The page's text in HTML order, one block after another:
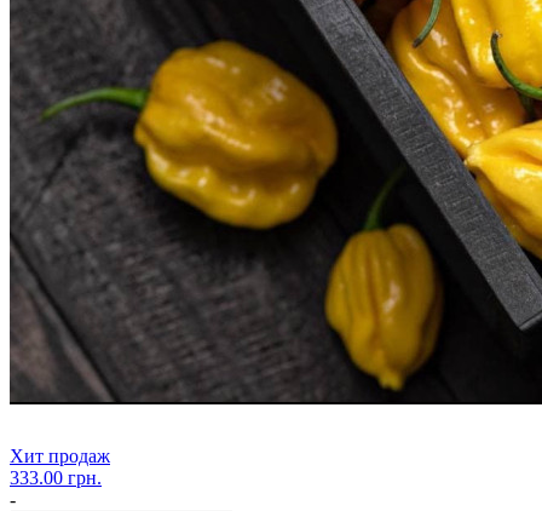
Хит продаж
333.00 грн.
-